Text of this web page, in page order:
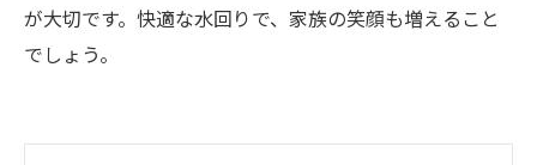
が大切です。快適な水回りで、家族の笑顔も増えること
でしょう。